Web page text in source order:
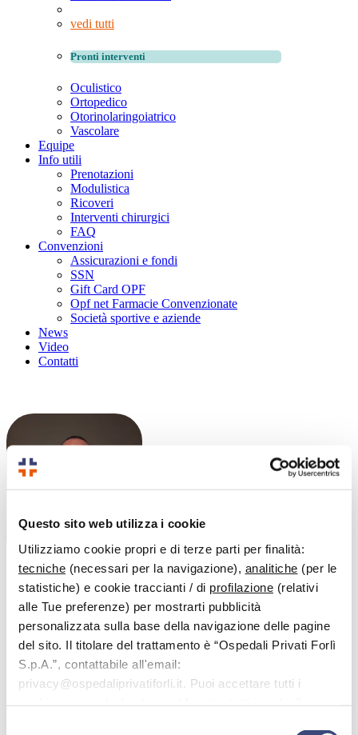
Questo sito web utilizza i cookie
Utilizziamo cookie propri e di terze parti per finalità:
tecniche (necessari per la navigazione), analitiche (per le
statistiche) e cookie traccianti / di profilazione (relativi
alle Tue preferenze) per mostrarti pubblicità
personalizzata sulla base della navigazione delle pagine
del sito. Il titolare del trattamento è “Ospedali Privati Forlì
S.p.A.”, contattabile all'email:
privacy@ospedaliprivatiforli.it. Puoi accettare tutti i
vedi tutti
Pronti interventi
Oculistico
Ortopedico
Otorinolaringoiatrico
Vascolare
Equipe
Info utili
Prenotazioni
Modulistica
Ricoveri
Interventi chirurgici
FAQ
Convenzioni
Assicurazioni e fondi
SSN
Gift Card OPF
Opf net Farmacie Convenzionate
Società sportive e aziende
News
Video
Contatti
Dott.Bonfanti Sebastiano
Fisioterapista
Il Dott. Sebastiano Bonfanti ha frequentato la Facoltà di medicina e
Chirurgia all’Università di Bologna, con specializzazione in
Fisioterapia. Ha svolto corsi di formazione professionale post laurea
Concept, dry needling, fisioterapia invasiva dei trigger points